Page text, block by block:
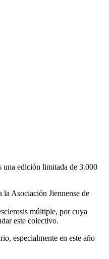
una edición limitada de 3.000
la Asociación Jiennense de
múltiple, por cuya
este colectivo.
especialmente en este año